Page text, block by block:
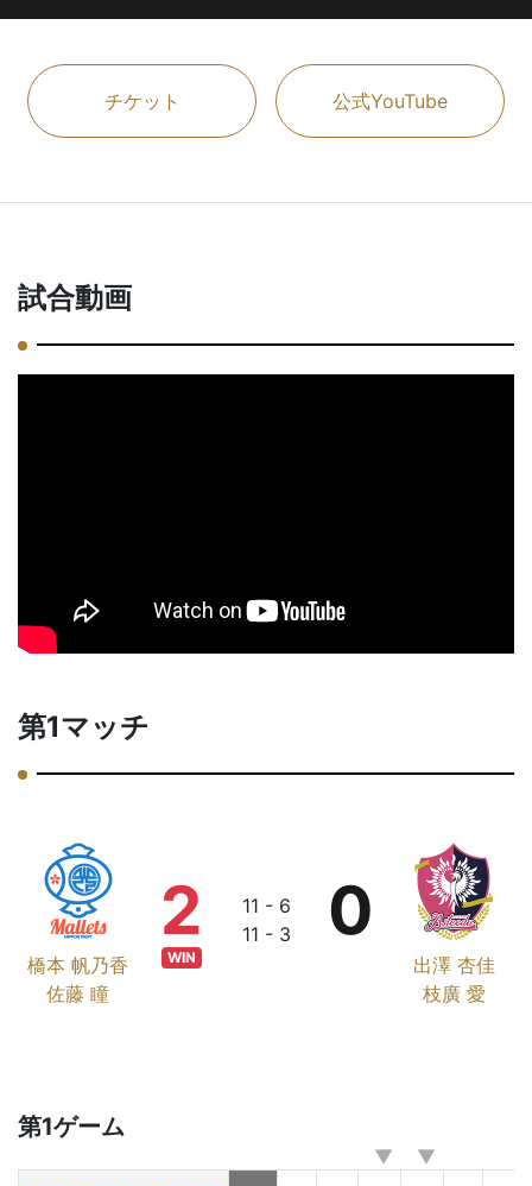
チケット 公式YouTube
試合動画
第1マッチ
橋本 帆乃香
佐藤 瞳
2
WIN
11 - 6
11 - 3
出澤 杏佳
枝廣 愛
0
第1ゲーム